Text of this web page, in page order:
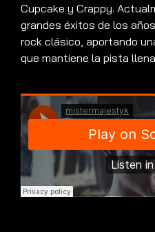
Cupcake y Crappy.
grandes éxitos de los
rock clásico, aportando
que mantiene la pista